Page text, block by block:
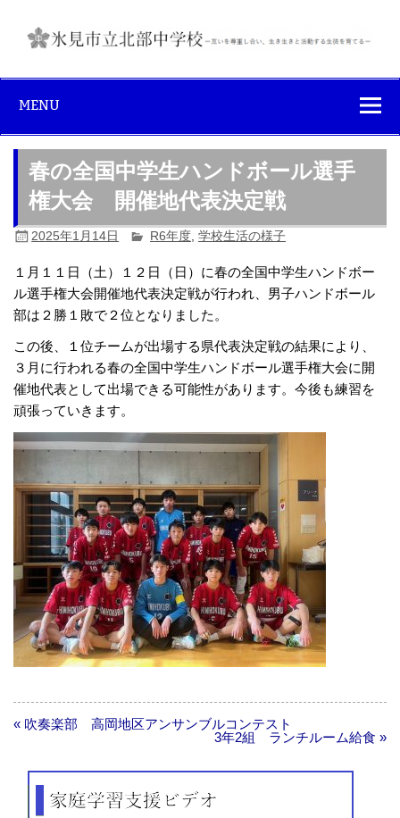
content
学校
MENU
春の全国中学生ハンドボール選手
権大会 開催地代表決定戦
2025年1月14日 R6年度,学校生活の様子
１月１１日（土）１２日（日）に春の全国中学生ハンドボー
ル選手権大会開催地代表決定戦が行われ、男子ハンドボール
部は２勝１敗で２位となりました。
この後、１位チームが出場する県代表決定戦の結果により、
３月に行われる春の全国中学生ハンドボール選手権大会に開
催地代表として出場できる可能性があります。今後も練習を
頑張っていきます。
« 吹奏楽部 高岡地区アンサンブルコンテスト
3年2組 ランチルーム給食 »